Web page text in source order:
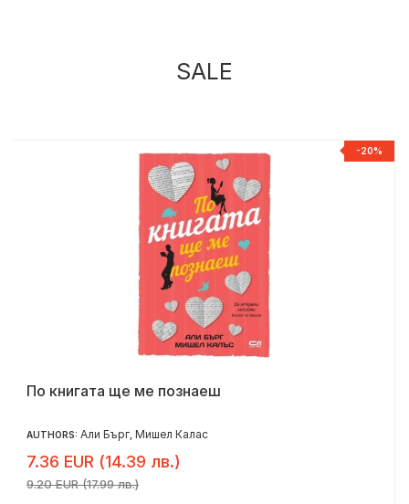
SALE
-20%
По книгата ще ме познаеш
AUTHORS: Али Бърг Мишел Калас
7.36 EUR (14.39 лв.)
9.20 EUR (17.99 лв.)